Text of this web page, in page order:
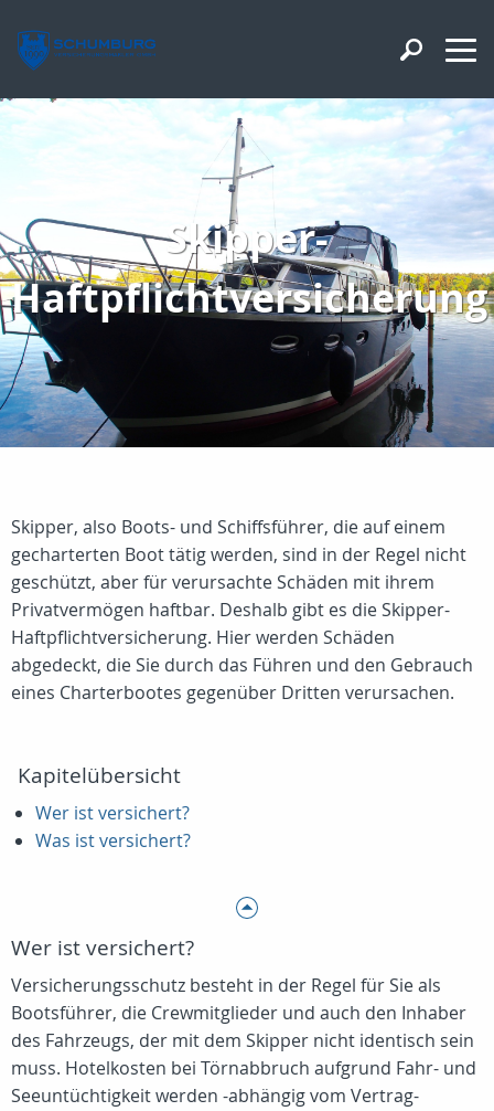
Skipper-
Haftpflichtversicherung
Skipper, also Boots- und Schiffsführer, die auf einem
gecharterten Boot tätig werden, sind in der Regel nicht
geschützt, aber für verursachte Schäden mit ihrem
Privatvermögen haftbar. Deshalb gibt es die Skipper-
Haftpflichtversicherung. Hier werden Schäden
abgedeckt, die Sie durch das Führen und den Gebrauch
eines Charterbootes gegenüber Dritten verursachen.
Kapitelübersicht
Wer ist versichert?
Was ist versichert?
Wer ist versichert?
Versicherungsschutz besteht in der Regel für Sie als
Bootsführer, die Crewmitglieder und auch den Inhaber
des Fahrzeugs, der mit dem Skipper nicht identisch sein
muss. Hotelkosten bei Törnabbruch aufgrund Fahr- und
Seeuntüchtigkeit werden -abhängig vom Vertrag-